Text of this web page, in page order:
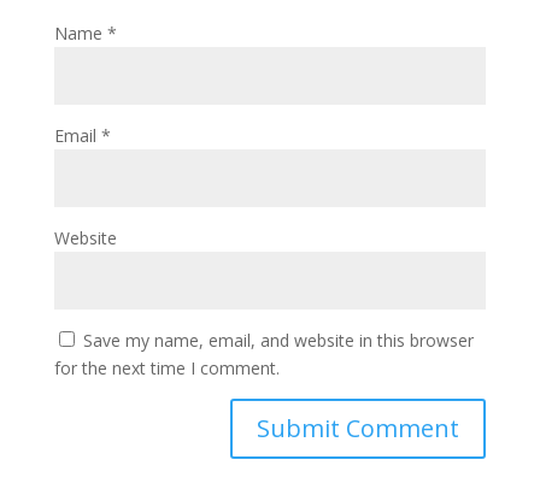
Name *
Email *
Website
Save my name, email, and website in this browser
for the next time I comment.